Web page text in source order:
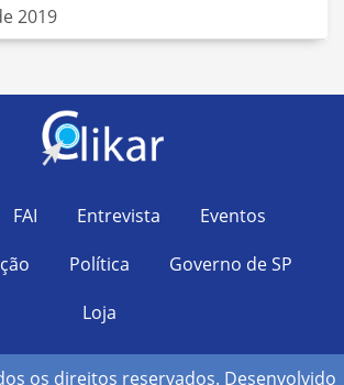
2019
FAI Entrevista
Eventos
Política
Governo de SP
Loja
os direitos reservados. Desenvolvido